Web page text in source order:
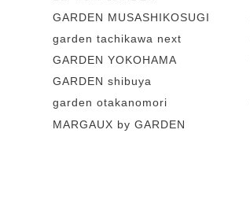
GARDEN MUSASHIKOSUGI
garden tachikawa next
GARDEN YOKOHAMA
GARDEN shibuya
garden otakanomori
MARGAUX by GARDEN